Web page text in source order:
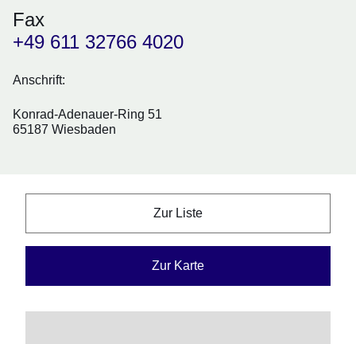
Fax
+49 611 32766 4020
Anschrift:
Konrad-Adenauer-Ring 51
65187 Wiesbaden
Zur Liste
Zur Karte